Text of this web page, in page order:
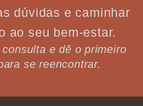
dúvidas e caminhar
ao seu bem-estar.
e dê o primeiro
se reencontrar.